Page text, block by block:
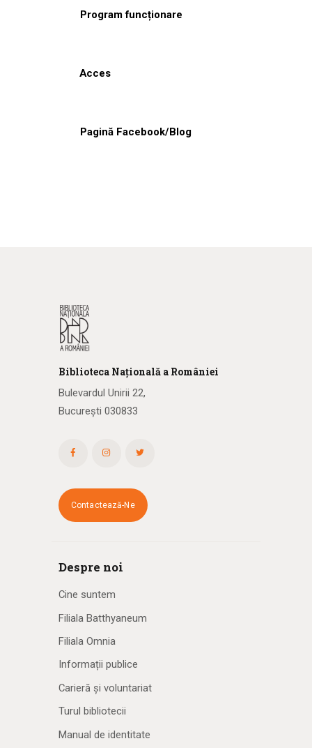
Program funcționare
Acces
Pagină Facebook/Blog
Biblioteca Națională a României
Bulevardul Unirii 22,
București 030833
Contactează-Ne
Despre noi
Cine suntem
Filiala Batthyaneum
Filiala Omnia
Informații publice
Carieră și voluntariat
Turul bibliotecii
Manual de identitate